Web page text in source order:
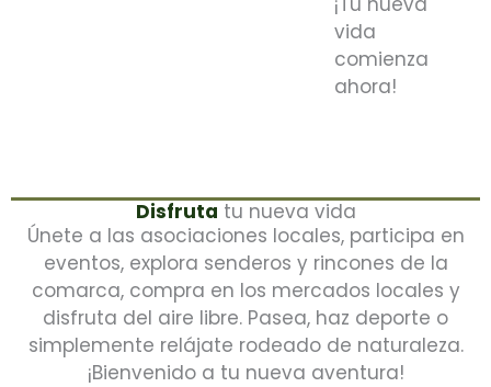
vida
comienza
ahora!
Disfruta tu nueva vida
Únete a las asociaciones locales, participa en
eventos, explora senderos y rincones de la
comarca, compra en los mercados locales y
disfruta del aire libre. Pasea, haz deporte o
simplemente relájate rodeado de naturaleza.
¡Bienvenido a tu nueva aventura!